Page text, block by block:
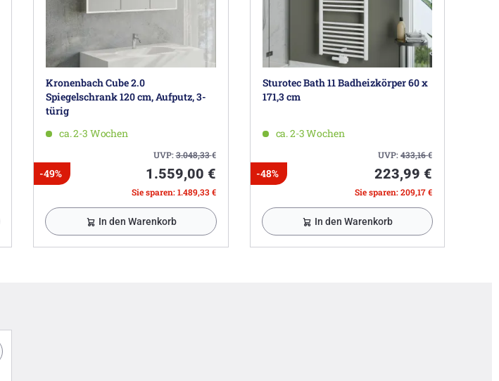
Kronenbach Cube 2.0
Spiegelschrank 120 cm, Aufputz, 3-
türig
ca. 2-3 Wochen
UVP:3.048,33€
-49% 1.559,00 €
Sie sparen: 1.489,33 €
In den Warenkorb
Sturotec Bath 11 Badheizkörper 60 x
171,3 cm
ca. 2-3 Wochen
UVP:433,16€
-48% 223,99 €
Sie sparen: 209,17 €
In den Warenkorb